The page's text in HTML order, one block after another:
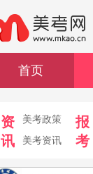
首页
资
讯
美考政策
美考资讯
报
考